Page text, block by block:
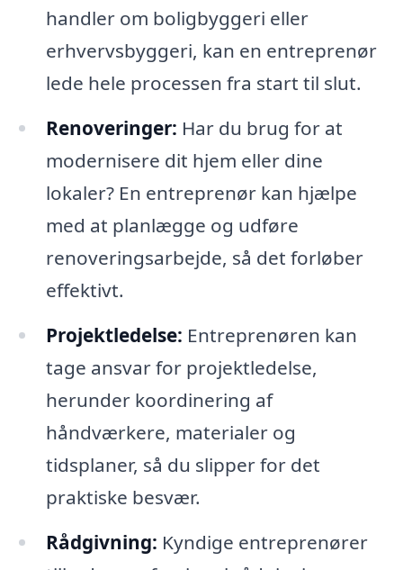
handler om boligbyggeri eller
erhvervsbyggeri, kan en entreprenør
lede hele processen fra start til slut.
Renoveringer: Har du brug for at
modernisere dit hjem eller dine
lokaler? En entreprenør kan hjælpe
med at planlægge og udføre
renoveringsarbejde, så det forløber
effektivt.
Projektledelse: Entreprenøren kan
tage ansvar for projektledelse,
herunder koordinering af
håndværkere, materialer og
tidsplaner, så du slipper for det
praktiske besvær.
Rådgivning: Kyndige entreprenører